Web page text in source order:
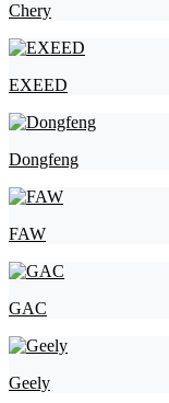
Chery
EXEED
Dongfeng
FAW
GAC
Geely